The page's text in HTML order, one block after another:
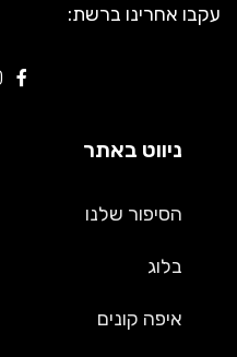
עקבו אחרינו ברשת:
ניווט באתר
הסיפור שלנו
בלוג
איפה קונים